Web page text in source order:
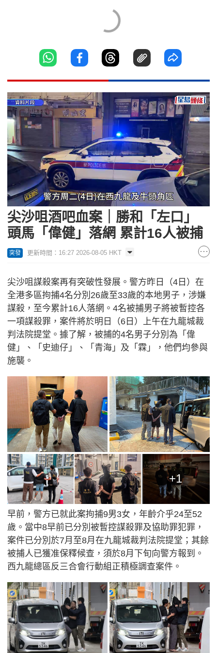
Unmute Loaded:
89.89%
尖沙咀酒吧血案｜勝和「左口」
頭馬「偉健」落網 累計16人被捕
突發 更新時間：16:27 2026-08-05 HKT
尖沙咀謀殺案再有突破性發展。警方昨日（4日）在
全港多區拘捕4名分別26歲至33歲的本地男子，涉嫌
謀殺，至今累計16人落網。4名被捕男子將被暫控各
一項謀殺罪，案件將於明日（6日）上午在九龍城裁
判法院提堂。據了解，被捕的4名男子分別為「偉
健」、「史迪仔」、「青海」及「霖」，他們均參與
施襲。
+1
早前，警方已就此案拘捕9男3女，年齡介乎24至52
歲。當中8早前已分別被暫控謀殺罪及協助罪犯罪，
案件已分別於7月至8月在九龍城裁判法院提堂；其餘
被捕人已獲准保釋候查，須於8月下旬向警方報到。
西九龍總區反三合會行動組正積極調查案件。